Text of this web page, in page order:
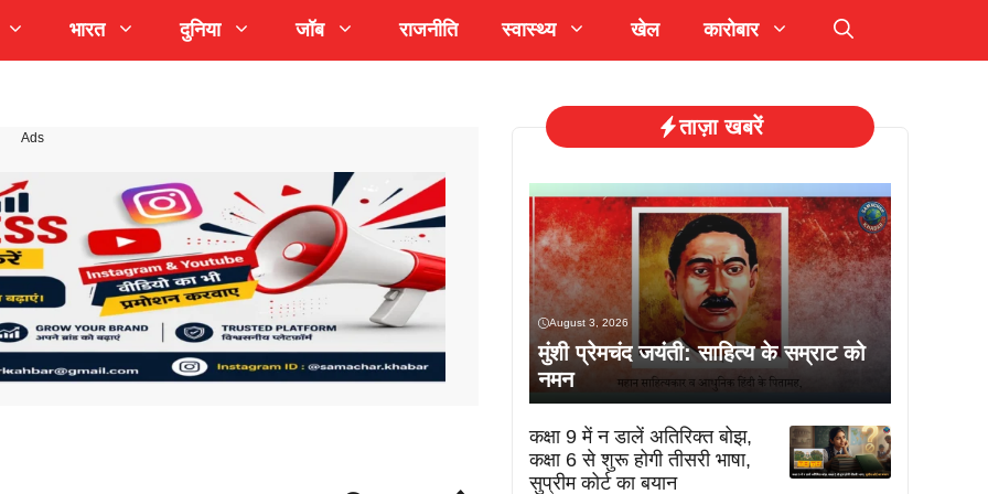
भारत दुनिया जॉब राजनीति स्वास्थ्य खेल कारोबार
Ads ताज़ा खबरें
August 3, 2026
मुंशी प्रेमचंद जयंती: साहित्य के सम्राट को
नमन
कक्षा 9 में न डालें अतिरिक्त बोझ,
कक्षा 6 से शुरू होगी तीसरी भाषा,
सुप्रीम कोर्ट का बयान